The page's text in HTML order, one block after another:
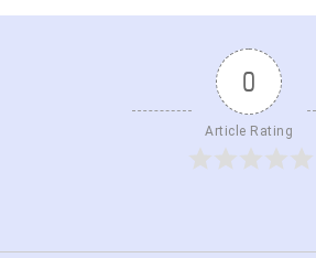
0
Article Rating